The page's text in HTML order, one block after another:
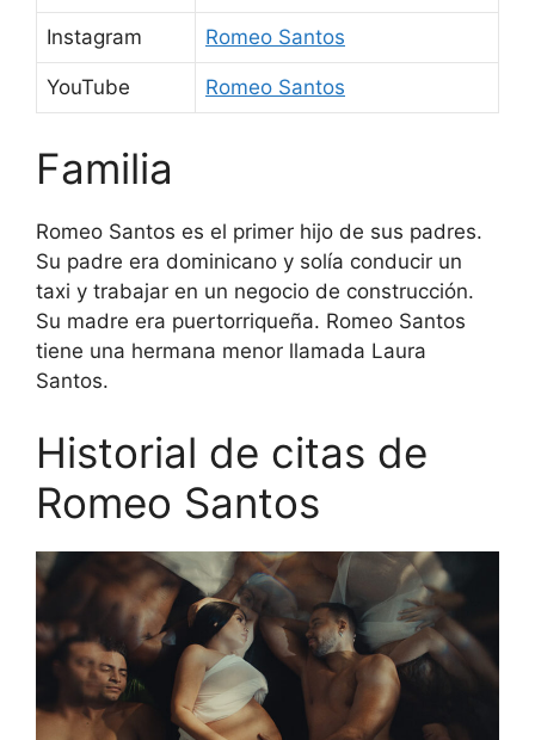
Instagram Romeo Santos
YouTube Romeo Santos
Familia
Romeo Santos es el primer hijo de sus padres.
Su padre era dominicano y solía conducir un
taxi y trabajar en un negocio de construcción.
Su madre era puertorriqueña. Romeo Santos
tiene una hermana menor llamada Laura
Santos.
Historial de citas de
Romeo Santos